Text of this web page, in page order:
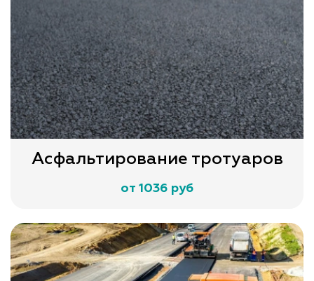
Асфальтирование тротуаров
от 1036 руб